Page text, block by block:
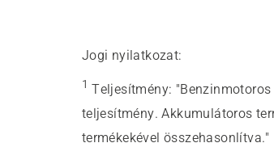
Jogi nyilatkozat:
1 Teljesítmény:
teljesítmény. Akkumulátoros
termékekével összehasonlítva."